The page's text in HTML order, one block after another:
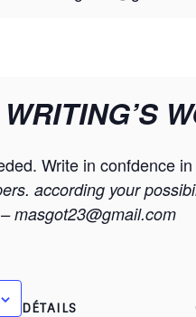
Write in confdence
according your
masgot23@gmail.com
DÉTAILS